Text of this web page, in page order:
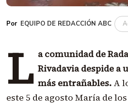
EQUIPO DE REDACCIÓN ABC
L a comunidad de
Rivadavia despide a
más entrañables.A
este 5 de agosto María de